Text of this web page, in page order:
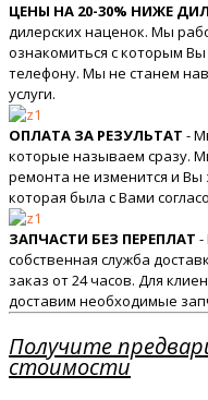
ЦЕНЫ НА 20-30% НИЖЕ
дилерских наценок. Мы
ознакомиться с которым
телефону. Мы не станем
услуги.
ОПЛАТА ЗА РЕЗУЛЬТАТ -
которые называем сразу.
ремонта не изменится и Вы
которая была с Вами
ЗАПЧАСТИ БЕЗ ПЕРЕПЛАТ -
собственная служба
заказ от 24 часов. Для
доставим необходимые
Получите
стоимости